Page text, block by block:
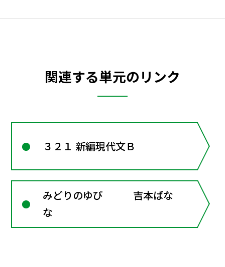
関連する単元のリンク
３２１ 新編現代文Ｂ
みどりのゆび 吉本ばな
な